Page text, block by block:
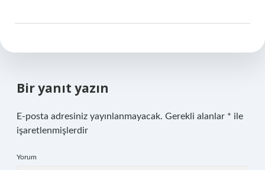
Bir yanıt yazın
E-posta adresiniz yayınlanmayacak. Gerekli alanlar * ile
işaretlenmişlerdir
Yorum